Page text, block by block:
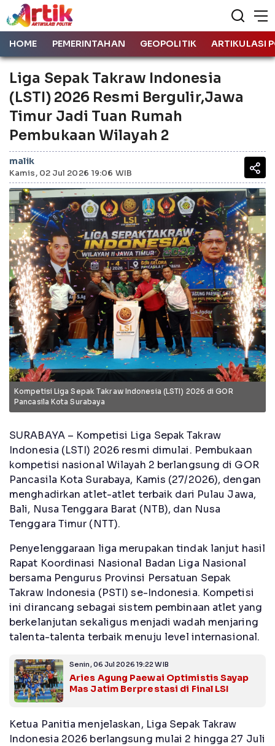
HOME PEMERINTAHAN GEOPOLITIK ARTIKULASI
Liga Sepak Takraw Indonesia
(LSTI) 2026 Resmi Bergulir,Jawa
Timur Jadi Tuan Rumah
Pembukaan Wilayah 2
malik
Kamis, 02 Jul 2026 19:06 WIB
Kompetisi Liga Sepak Takraw Indonesia (LSTI) 2026 di GOR
Pancasila Kota Surabaya
SURABAYA – Kompetisi Liga Sepak Takraw
Indonesia (LSTI) 2026 resmi dimulai. Pembukaan
kompetisi nasional Wilayah 2 berlangsung di GOR
Pancasila Kota Surabaya, Kamis (27/2026), dengan
menghadirkan atlet-atlet terbaik dari Pulau Jawa,
Bali, Nusa Tenggara Barat (NTB), dan Nusa
Tenggara Timur (NTT).
Penyelenggaraan liga merupakan tindak lanjut hasil
Rapat Koordinasi Nasional Badan Liga Nasional
bersama Pengurus Provinsi Persatuan Sepak
Takraw Indonesia (PSTI) se-Indonesia. Kompetisi
ini dirancang sebagai sistem pembinaan atlet yang
berkelanjutan sekaligus menjadi wadah menjaring
talenta-talenta terbaik menuju level internasional.
Senin, 06 Jul 2026 19:22 WIB
Aries Agung Paewai Optimistis Sayap
Mas Jatim Berprestasi di Final LSI
Ketua Panitia menjelaskan, Liga Sepak Takraw
Indonesia 2026 berlangsung mulai 2 hingga 27 Juli